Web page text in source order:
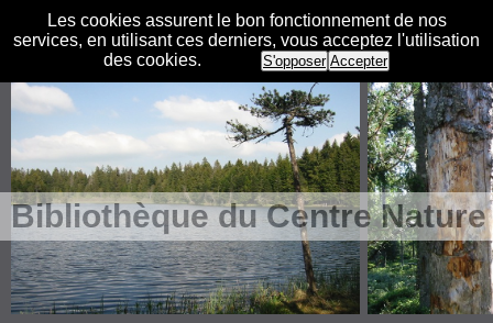
Les cookies assurent le bon fonctionnement de nos
services, en utilisant ces derniers, vous acceptez l'utilisation
des cookies.
S'opposer Accepter
Bibliothèque du Centre